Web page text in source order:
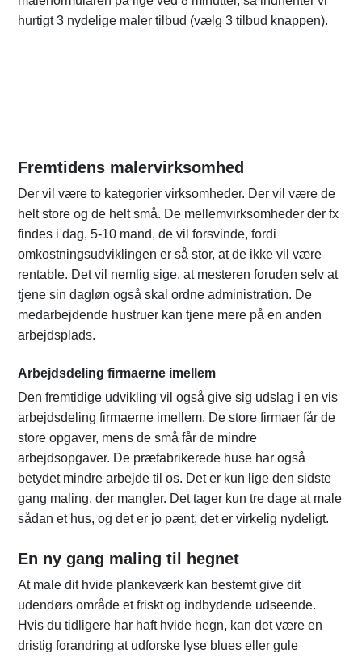
hurtigt 3 nydelige maler tilbud (vælg 3 tilbud knappen).
Fremtidens malervirksomhed
Der vil være to kategorier virksomheder. Der vil være de
helt store og de helt små. De mellemvirksomheder der fx
findes i dag, 5-10 mand, de vil forsvinde, fordi
omkostningsudviklingen er så stor, at de ikke vil være
rentable. Det vil nemlig sige, at mesteren foruden selv at
tjene sin dagløn også skal ordne administration. De
medarbejdende hustruer kan tjene mere på en anden
arbejdsplads.
Arbejdsdeling firmaerne imellem
Den fremtidige udvikling vil også give sig udslag i en vis
arbejdsdeling firmaerne imellem. De store firmaer får de
store opgaver, mens de små får de mindre
arbejdsopgaver. De præfabrikerede huse har også
betydet mindre arbejde til os. Det er kun lige den sidste
gang maling, der mangler. Det tager kun tre dage at male
sådan et hus, og det er jo pænt, det er virkelig nydeligt.
En ny gang maling til hegnet
At male dit hvide plankeværk kan bestemt give dit
udendørs område et friskt og indbydende udseende.
Hvis du tidligere har haft hvide hegn, kan det være en
dristig forandring at udforske lyse blues eller gule